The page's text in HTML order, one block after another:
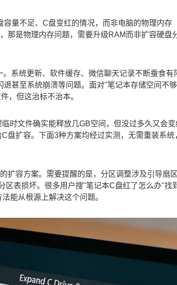
量不足、C盘变红的情况，而非电脑的物理内存
那是物理内存问题，需要升级RAM而非扩容硬盘
系统更新、软件缓存、微信聊天记录不断蚕食有
甚至系统崩溃等问题。面对"笔记本存储空间不够
，但这治标不治本。
时文件确实能释放几GB空间，但没过多久又会变
盘扩容。下面3种方案均经过实测，无需重装系统
扩容方案。需要提醒的是，分区调整涉及引导扇
区表损坏。很多用户搜"笔记本C盘红了怎么办"找
能从根源上解决这个问题。